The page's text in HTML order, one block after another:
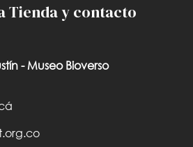
Tienda y contacto
- Museo Bioverso